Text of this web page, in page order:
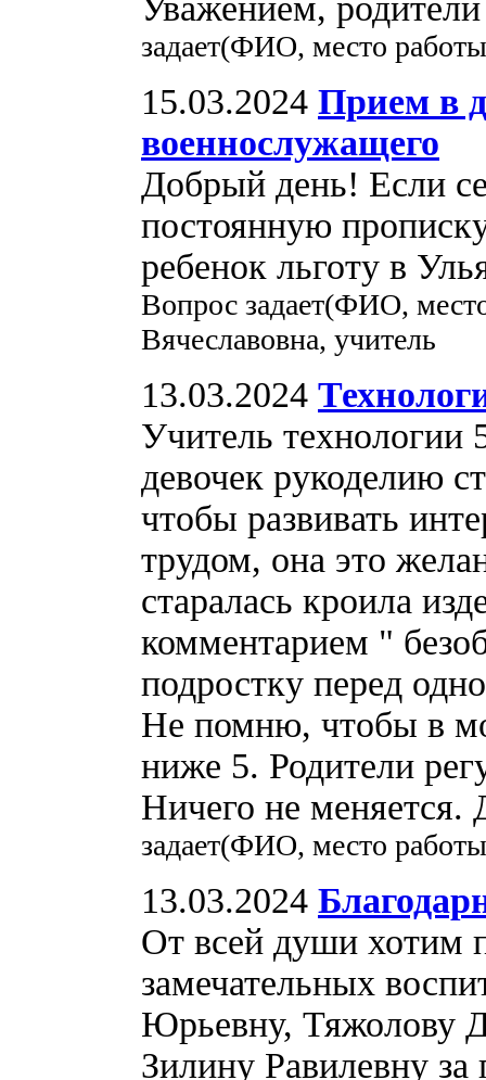
задает(ФИО, место
15.03.2024 Прием в
военнослужащего
Добрый день! Если
постоянную
ребенок льготу в
Вопрос задает(ФИО,
Вячеславовна, учитель
13.03.2024
Учитель технологии
девочек рукоделию
чтобы развивать
трудом, она это
старалась кроила
комментарием "
подростку перед
Не помню, чтобы в
ниже 5. Родители
Ничего не
задает(ФИО, место
13.03.2024
От всей души хотим
замечательных
Юрьевну, Тяжолову
Зилину Равилевну за